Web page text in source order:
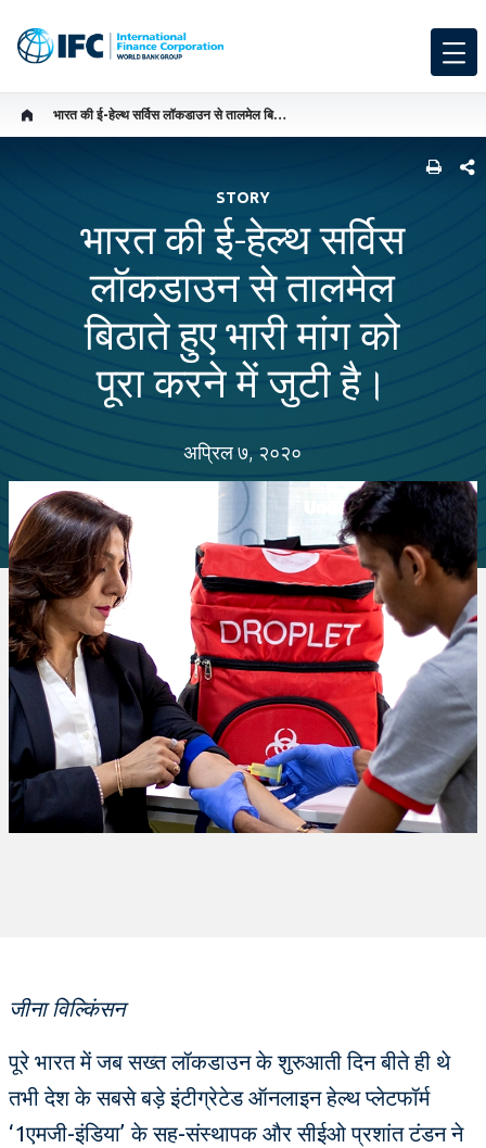
भारत की ई-हेल्थ सर्विस लॉकडाउन से तालमेल बिठाते हुए भारी मांग को पूरा करने में जुटी है।
STORY
भारत की ई-हेल्थ सर्विस
लॉकडाउन से तालमेल
बिठाते हुए भारी मांग को
पूरा करने में जुटी है।
अप्रिल ७, २०२०
जीना विल्किंसन
पूरे भारत में जब सख्त लॉकडाउन के शुरुआती दिन बीते ही थे
तभी देश के सबसे बड़े इंटीग्रेटेड ऑनलाइन हेल्थ प्लेटफॉर्म
‘1एमजी-इंडिया’ के सह-संस्थापक और सीईओ प्रशांत टंडन ने